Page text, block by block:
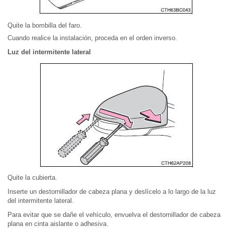
Quite la bombilla del faro.
Cuando realice la instalación, proceda en el orden inverso.
Luz del intermitente lateral
Quite la cubierta.
Inserte un destornillador de cabeza plana y deslícelo a lo largo de la luz
del intermitente lateral.
Para evitar que se dañe el vehículo, envuelva el destornillador de cabeza
plana en cinta aislante o adhesiva.